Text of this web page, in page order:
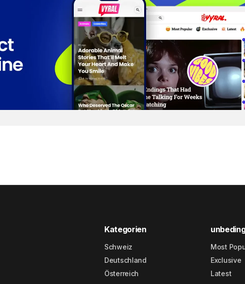
Kategorien
Schweiz
Deutschland
Österreich
Most
Exclusive
Latest